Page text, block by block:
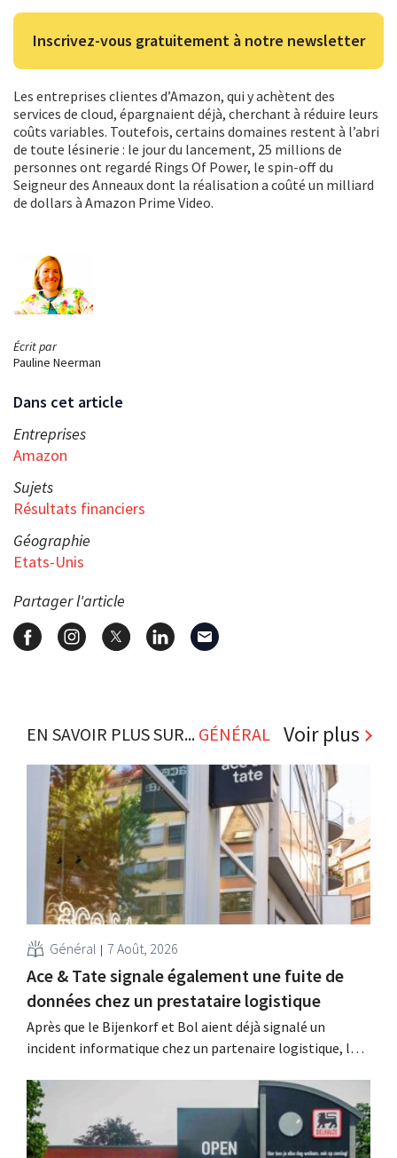
Écrit par
Pauline Neerman
Dans cet article
Entreprises
Amazon
Sujets
Résultats financiers
Géographie
Etats-Unis
Partager l'article
Inscrivez-vous gratuitement à notre newsletter
Les entreprises clientes d’Amazon, qui y achètent des
services de cloud, épargnaient déjà, cherchant à réduire leurs
coûts variables. Toutefois, certains domaines restent à l’abri
de toute lésinerie : le jour du lancement, 25 millions de
personnes ont regardé Rings Of Power, le spin-off du
Seigneur des Anneaux dont la réalisation a coûté un milliard
de dollars à Amazon Prime Video.
EN SAVOIR PLUS SUR... GÉNÉRAL Voir plus
Général 7 Août, 2026
Ace & Tate signale également une fuite de
données chez un prestataire logistique
Après que le Bijenkorf et Bol aient déjà signalé un
incident informatique chez un partenaire logistique, la
clients d'une fuite de données. Les données financières,
les noms d'utilisateur et les mots de passe n'ont pas été
affectés.